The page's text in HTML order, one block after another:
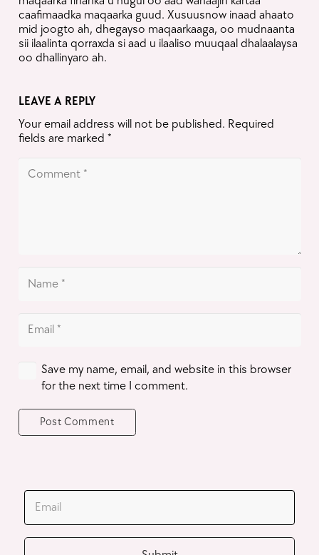
caafimaadka maqaarka guud. Xusuusnow inaad ahaato
mid joogto ah, dhegayso maqaarkaaga, oo mudnaanta
sii ilaalinta qorraxda si aad u ilaaliso muuqaal dhalaalaysa
oo dhallinyaro ah.
LEAVE A REPLY
Your email address will not be published. Required
fields are marked *
Save my name, email, and website in this browser
for the next time I comment.
Post Comment